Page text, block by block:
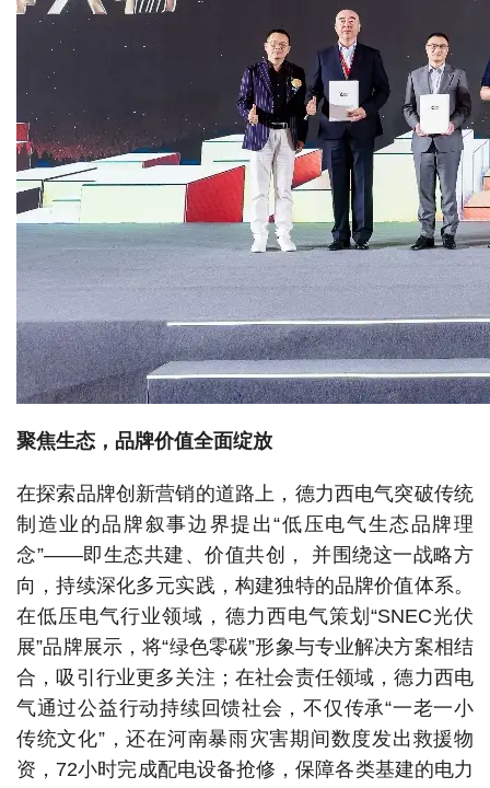
聚焦生态，品牌价值全面绽放
在探索品牌创新营销的道路上，德力西电气突破传统
制造业的品牌叙事边界提出“低压电气生态品牌理
念”——即生态共建、价值共创， 并围绕这一战略方
向，持续深化多元实践，构建独特的品牌价值体系。
在低压电气行业领域，德力西电气策划“SNEC光伏
展”品牌展示，将“绿色零碳”形象与专业解决方案相结
合，吸引行业更多关注；在社会责任领域，德力西电
气通过公益行动持续回馈社会，不仅传承“一老一小
传统文化”，还在河南暴雨灾害期间数度发出救援物
资，72小时完成配电设备抢修，保障各类基建的电力